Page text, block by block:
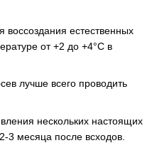
естественных
от +2 до +4°C в
лучше всего проводить
нескольких настоящих
3 месяца после всходов.